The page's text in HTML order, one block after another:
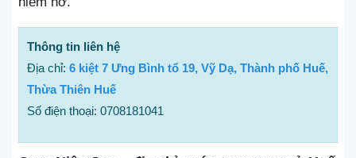
Thông tin liên hệ
Địa chỉ: 6 kiệt 7 Ưng Bình tổ 19, Vỹ Dạ, Thành phố Huế,
Thừa Thiên Huế
Số điện thoại: 0708181041